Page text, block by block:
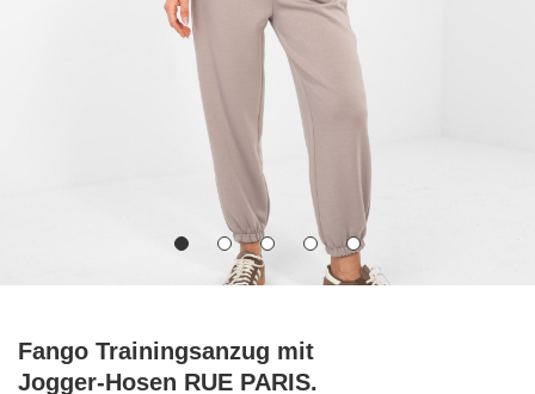
Fango Trainingsanzug mit
Jogger-Hosen RUE PARIS.